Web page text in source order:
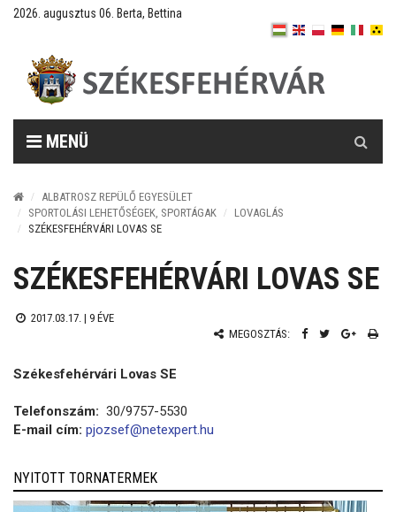
2026. augusztus 06. Berta, Bettina
MENÜ
ALBATROSZ REPÜLŐ EGYESÜLET
SPORTOLÁSI LEHETŐSÉGEK, SPORTÁGAK
LOVAGLÁS
SZÉKESFEHÉRVÁRI LOVAS SE
SZÉKESFEHÉRVÁRI LOVAS SE
2017.03.17. | 9 ÉVE
MEGOSZTÁS:
Székesfehérvári Lovas SE
Telefonszám: 30/9757-5530
E-mail cím: pjozsef@netexpert.hu
NYITOTT TORNATERMEK